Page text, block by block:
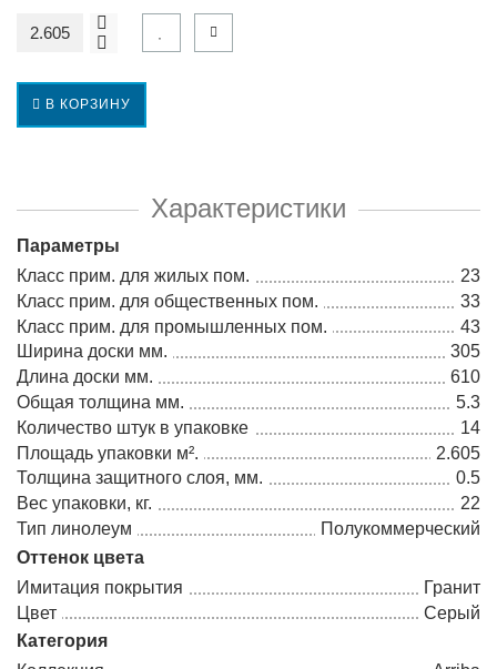
В КОРЗИНУ
Характеристики
Параметры
Класс прим. для жилых пом.
23
Класс прим. для общественных пом.
33
Класс прим. для промышленных пом.
43
Ширина доски мм.
305
Длина доски мм.
610
Общая толщина мм.
5.3
Количество штук в упаковке
14
Площадь упаковки м².
2.605
Толщина защитного слоя, мм.
0.5
Вес упаковки, кг.
22
Тип линолеум
Полукоммерческий
Оттенок цвета
Имитация покрытия
Гранит
Цвет
Серый
Категория